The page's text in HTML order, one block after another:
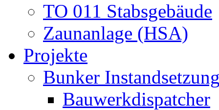
TO 011 Stabsgebäude
Zaunanlage (HSA)
Projekte
Bunker
Bauwerkdispatcher